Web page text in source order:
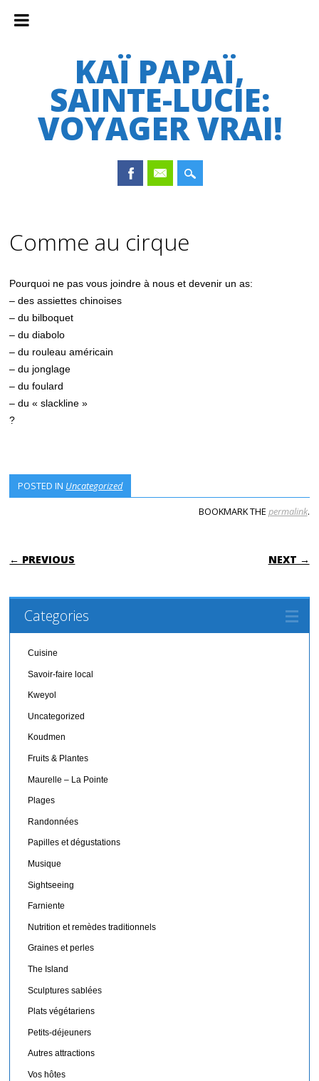
KAÏ PAPAÏ,
SAINTE-LUCIE:
VOYAGER VRAI!
content
Comme au cirque
Pourquoi ne pas vous joindre à nous et devenir un as:
– des assiettes chinoises
– du bilboquet
– du diabolo
– du rouleau américain
– du jonglage
– du foulard
– du « slackline »
?
POSTED IN Uncategorized
BOOKMARK THE permalink.
POST NAVIGATION
← PREVIOUS NEXT →
Categories
Cuisine
Savoir-faire local
Kweyol
Uncategorized
Koudmen
Fruits & Plantes
Maurelle – La Pointe
Plages
Randonnées
Papilles et dégustations
Musique
Sightseeing
Farniente
Nutrition et remèdes traditionnels
Graines et perles
The Island
Sculptures sablées
Plats végétariens
Petits-déjeuners
Autres attractions
Vos hôtes